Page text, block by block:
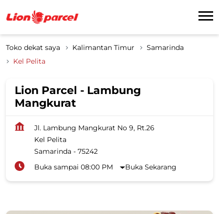
Toko dekat saya Kalimantan Timur
Samarinda
Kel Pelita
Lion Parcel - Lambung
Mangkurat
Jl. Lambung Mangkurat No 9, Rt.26
Kel Pelita
Samarinda - 75242
Buka sampai 08:00 PM
Buka Sekarang